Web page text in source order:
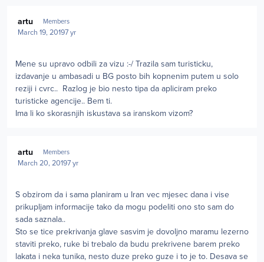
artu Members
March 19, 20197 yr
Mene su upravo odbili za vizu :-/ Trazila sam turisticku,
izdavanje u ambasadi u BG posto bih kopnenim putem u solo
reziji i cvrc.. Razlog je bio nesto tipa da apliciram preko
turisticke agencije.. Bem ti.
Ima li ko skorasnjih iskustava sa iranskom vizom?
artu Members
March 20, 20197 yr
S obzirom da i sama planiram u Iran vec mjesec dana i vise
prikupljam informacije tako da mogu podeliti ono sto sam do
sada saznala..
Sto se tice prekrivanja glave sasvim je dovoljno maramu lezerno
staviti preko, ruke bi trebalo da budu prekrivene barem preko
lakata i neka tunika, nesto duze preko guze i to je to. Desava se